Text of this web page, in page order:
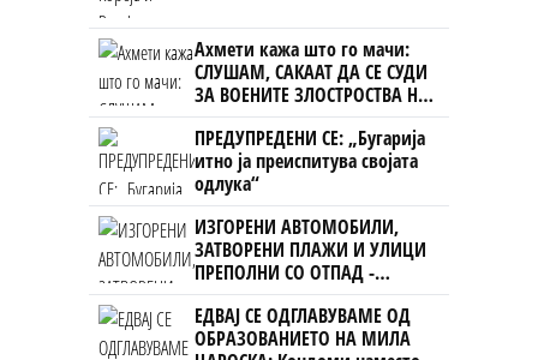
Ахмети кажа што го мачи:
СЛУШАМ, САКААТ ДА СЕ СУДИ
ЗА ВОЕНИТЕ ЗЛОСТРОСТВА НА
УЧК...
ПРЕДУПРЕДЕНИ СЕ: „Бугарија
итно ја преиспитува својата
одлука“
ИЗГОРЕНИ АВТОМОБИЛИ,
ЗАТВОРЕНИ ПЛАЖИ И УЛИЦИ
ПРЕПОЛНИ СО ОТПАД -
Фнидек во хаос по
мигрантскиот бран кон Сеута
ЕДВАЈ СЕ ОДГЛАВУВАМЕ ОД
ОБРАЗОВАНИЕТО НА МИЛА